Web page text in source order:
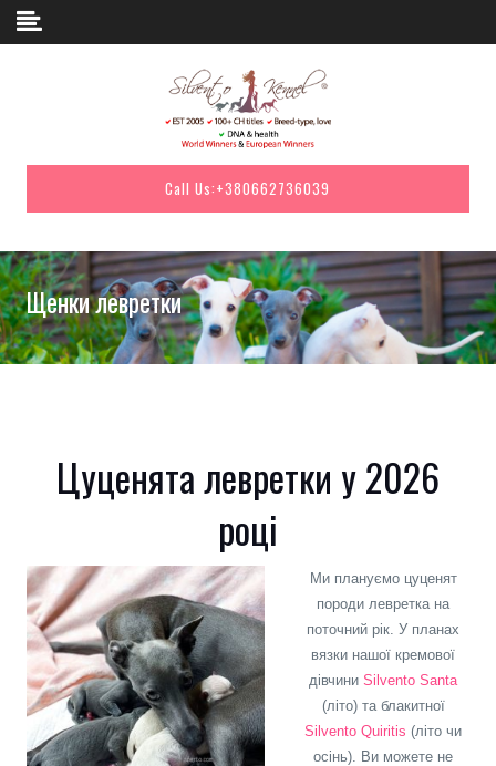
Skip to content
Call Us:+380662736039
Щенки левретки
Цуценята левретки у 2026
році
Ми плануємо цуценят
породи левретка на
поточний рік. У планах
вязки нашої кремової
дівчиниSilvento Santa
(літо) та блакитної
Silvento Quiritis (літо чи
осінь). Ви можете не